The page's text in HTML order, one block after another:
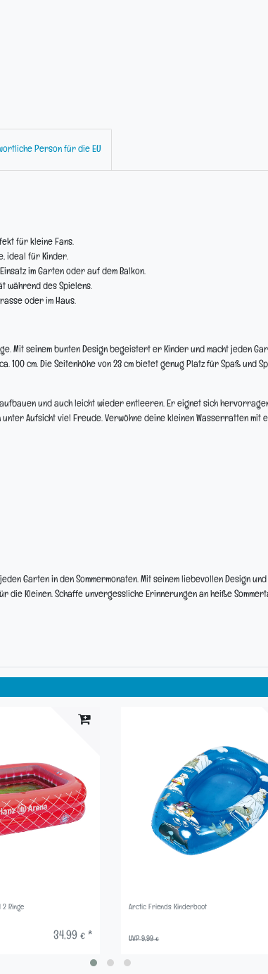
Person für die EU
für kleine Fans.
ideal für Kinder.
im Garten oder auf dem Balkon.
während des Spielens.
oder im Haus.
Mit seinem bunten Design begeistert er Kinder und macht jeden
100 cm. Die Seitenhöhe von 23 cm bietet genug Platz für Spaß und
und auch leicht wieder entleeren. Er eignet sich
Aufsicht viel Freude. Verwöhne deine kleinen Wasserratten mit
Garten in den Sommermonaten. Mit seinem liebevollen Design
Kleinen. Schaffe unvergessliche Erinnerungen an heiße
2 Ringe
34,99 € *
Arctic Friends Kinderboot
UVP 9,99 €